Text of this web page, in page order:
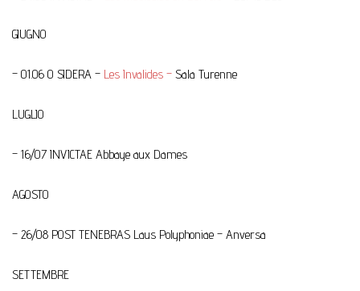
GIUGNO
– 01.06 O SIDERA – Les Invalides – Sala Turenne
LUGLIO
– 16/07 INVICTAE Abbaye aux Dames
AGOSTO
– 26/08 POST TENEBRAS Laus Polyphoniae – Anversa
SETTEMBRE